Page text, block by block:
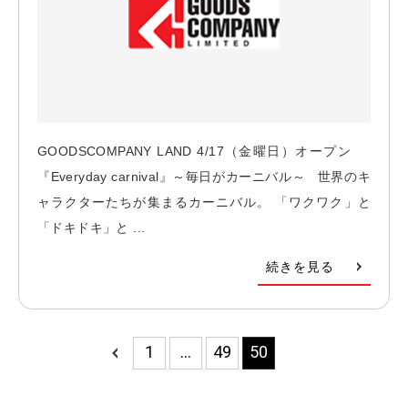
GOODSCOMPANY LAND 4/17（金曜日）オープン
『Everyday carnival』～毎日がカーニバル～ 世界のキ
ャラクターたちが集まるカーニバル。 「ワクワク」と
「ドキドキ」と ...
続きを見る
1 … 49 50